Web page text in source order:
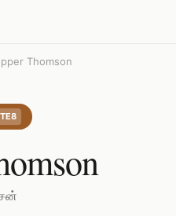
Thomson
TE8